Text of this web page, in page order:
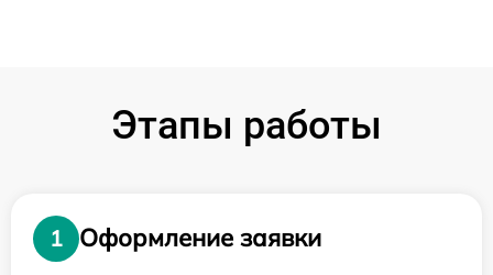
Этапы работы
1
Оформление заявки